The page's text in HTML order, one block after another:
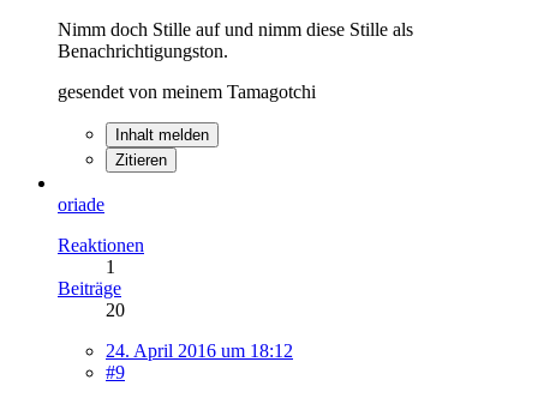
Nimm doch Stille auf und nimm diese Stille als
Benachrichtigungston.
gesendet von meinem Tamagotchi
Inhalt melden
Zitieren
oriade
Reaktionen
1
Beiträge
20
24. April 2016 um 18:12
#9